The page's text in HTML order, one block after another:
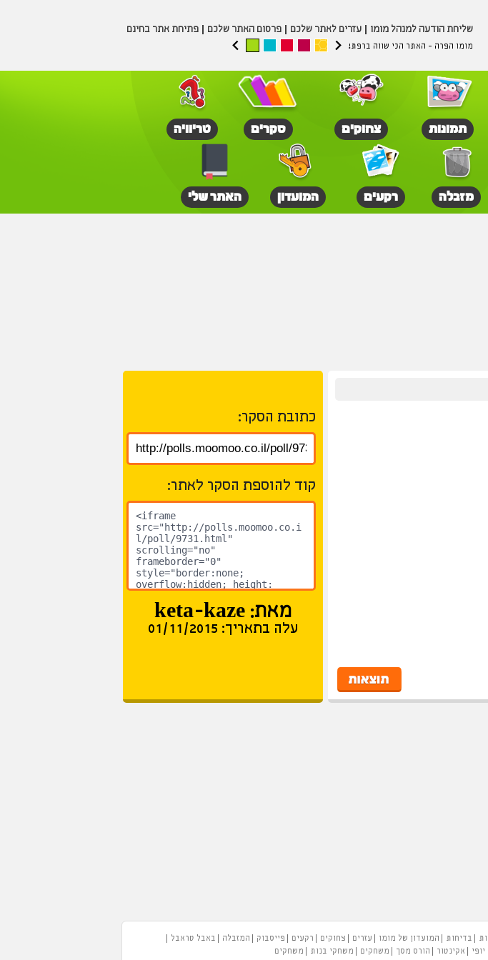
שליחת הודעה למנהל מומו עזרים לאתר שלכם פרסום האתר שלכם פתיחת אתר בחינם
מומו הפרה - האתר הכי שווה ברפת!
תמונות צחוקים סקרים טריוויה
מזבלה רקעים המועדון האתר שלי
כתובת הסקר:
קוד להוספת הסקר לאתר:
מאת: keta-kaze
עלה בתאריך: 01/11/2015
בדיחות המועדון של מומו עזרים צחוקים רקעים פייסבוק המזבלה
באבל טראבל
יופי אקינטור הורס מסך משחקים משחקי בנות משחקים